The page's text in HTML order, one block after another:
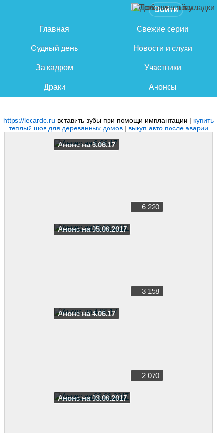
Войти
Главная Свежие серии
Судный день Новости и слухи
За кадром Участники
Драки Анонсы
https://lecardo.ru вставить зубы при помощи имплантации | купить
теплый шов для деревянных домов | выкуп авто после аварии
Анонс на 6.06.17
6 220
Анонс на 05.06.2017
3 198
Анонс на 4.06.17
2 070
Анонс на 03.06.2017